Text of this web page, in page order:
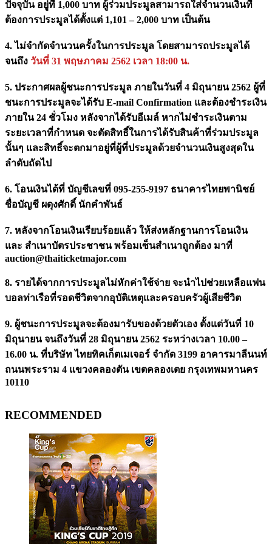
ปัจจุบัน อยู่ที่ 1,000 บาท ผู้ร่วมประมูลสามารถใส่จำนวนเงินที่
ต้องการประมูลได้ตั้งแต่ 1,101 – 2,000 บาท เป็นต้น
4. ไม่จำกัดจำนวนครั้งในการประมูล โดยสามารถประมูลได้
จนถึง วันที่ 31 พฤษภาคม 2562 เวลา 18:00 น.
5. ประกาศผลผู้ชนะการประมูล ภายในวันที่ 4 มิถุนายน 2562 ผู้ที่
ชนะการประมูลจะได้รับ E-mail Confirmation และต้องชำระเงิน
ภายใน 24 ชั่วโมง หลังจากได้รับอีเมล์ หากไม่ชำระเงินตาม
ระยะเวลาที่กำหนด จะตัดสิทธิ์ในการได้รับสินค้าที่ร่วมประมูล
นั้นๆ และสิทธิ์จะตกมาอยู่ที่ผู้ที่ประมูลด้วยจำนวนเงินสูงสุดใน
ลำดับถัดไป
6. โอนเงินได้ที่ บัญชีเลขที่ 095-255-9197 ธนาคารไทยพานิชย์
ชื่อบัญชี ผดุงศักดิ์ นักคำพันธ์
7. หลังจากโอนเงินเรียบร้อยแล้ว ให้ส่งหลักฐานการโอนเงิน
และ สำเนาบัตรประชาชน พร้อมเซ็นสำเนาถูกต้อง มาที่
auction@thaiticketmajor.com
8. รายได้จากการประมูลไม่หักค่าใช้จ่าย จะนำไปช่วยเหลือแฟน
บอลท่าเรือที่รอดชีวิตจากอุบัติเหตุและครอบครัวผู้เสียชีวิต
9. ผู้ชนะการประมูลจะต้องมารับของด้วยตัวเอง ตั้งแต่วันที่ 10
มิถุนายน จนถึงวันที่ 28 มิถุนายน 2562 ระหว่างเวลา 10.00 –
16.00 น. ที่บริษัท ไทยทิคเก็ตเมเจอร์ จำกัด 3199 อาคารมาลีนนท์
ถนนพระราม 4 แขวงคลองตัน เขตคลองเตย กรุงเทพมหานคร
10110
RECOMMENDED